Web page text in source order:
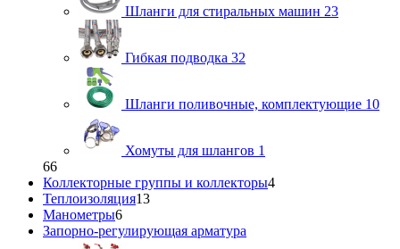
Шланги для стиральных машин 23
Гибкая подводка 32
Шланги поливочные, комплектующие 10
Хомуты для шлангов 1
66
Коллекторные группы и коллекторы4
Теплоизоляция13
Манометры6
Запорно-регулирующая арматура